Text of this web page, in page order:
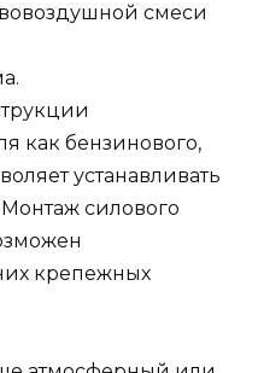
смеси
как бензинового,
устанавливать
силового
крепежных